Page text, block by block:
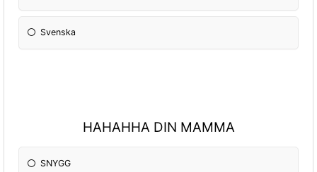
Svenska
HAHAHHA DIN MAMMA
SNYGG